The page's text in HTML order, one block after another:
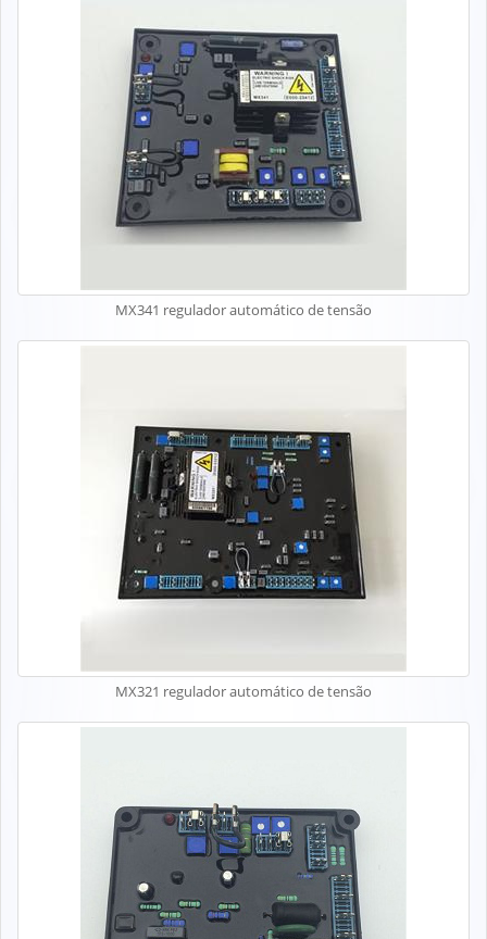
MX341 regulador automático de tensão
MX321 regulador automático de tensão